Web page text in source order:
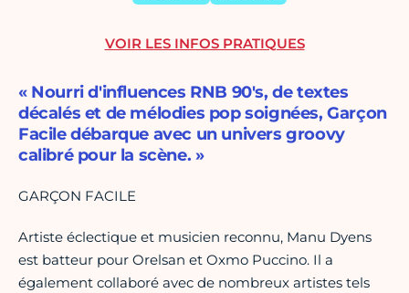
« Nourri d'influences RNB 90's, de textes
décalés et de mélodies pop soignées, Garçon
Facile débarque avec un univers groovy
calibré pour la scène. »
GARÇON FACILE
Artiste éclectique et musicien reconnu, Manu Dyens
est batteur pour Orelsan et Oxmo Puccino. Il a
également collaboré avec de nombreux artistes tels
VOIR LES INFOS PRATIQUES